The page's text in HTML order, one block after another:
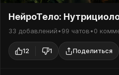
НейроТело:
33 добавлений•99 чатов•0
12 1 Поделиться